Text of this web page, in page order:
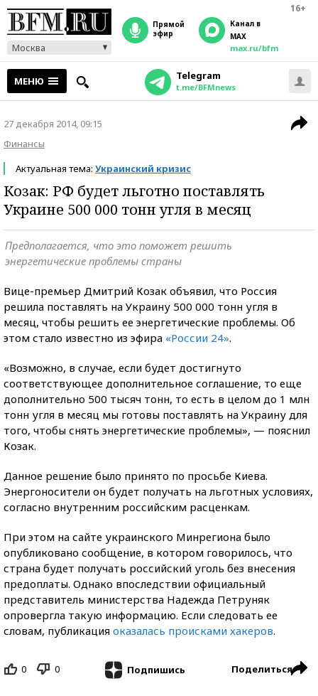
16+
Москва
прямой
эфир
Канал в
MAX
max.ru/bfm
МЕНЮ Telegram
t.me/BFMnews
27 декабря 2014, 09:15
Финансы
Актуальная тема: Украинский кризис
Козак: РФ будет льготно поставлять
Украине 500 000 тонн угля в месяц
Предполагается, что это поможет решить
энергетические проблемы страны
Вице-премьер Дмитрий Козак объявил, что Россия
решила поставлять на Украину 500 000 тонн угля в
месяц, чтобы решить ее энергетические проблемы. Об
этом стало известно из эфира «России 24».
«Возможно, в случае, если будет достигнуто
соответствующее дополнительное соглашение, то еще
дополнительно 500 тысяч тонн, то есть в целом до 1 млн
тонн угля в месяц мы готовы поставлять на Украину для
того, чтобы снять энергетические проблемы», — пояснил
Козак.
Данное решение было принято по просьбе Киева.
Энергоносители он будет получать на льготных условиях,
согласно внутренним российским расценкам.
При этом на сайте украинского Минрегиона было
опубликовано сообщение, в котором говорилось, что
страна будет получать российский уголь без внесения
предоплаты. Однако впоследствии официальный
представитель министерства Надежда Петруняк
опровергла такую информацию. Если следовать ее
словам, публикация оказалась происками хакеров.
0 0 Подпишись Поделиться